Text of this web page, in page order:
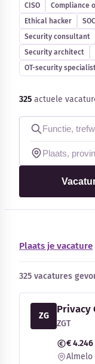
Kennisbank
Blog
Bedrijfsupdates
Externe bronnen
Woordenboek
Auteurs
CISO
Compliance
Ethical hacker
Security consultant
Security architect
OT-security
325 actuele
Plaats je vacature
325 vacatures
ZG
Privacy
ZGT
€
Almelo